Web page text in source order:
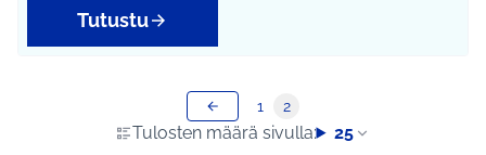
Tutustu
Tulosten määrä sivulla: 25
1 2